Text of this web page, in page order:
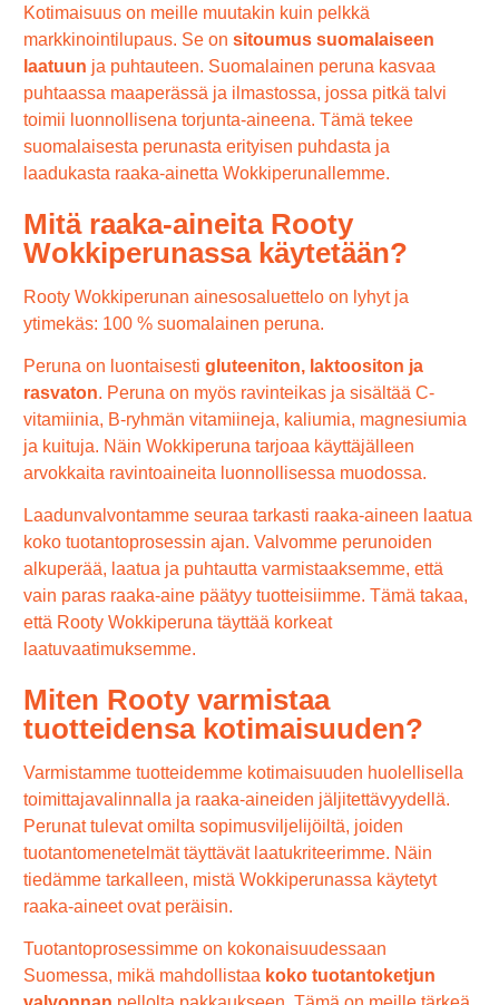
Kotimaisuus on meille muutakin kuin pelkkä
markkinointilupaus. Se on sitoumus suomalaiseen
laatuun ja puhtauteen. Suomalainen peruna kasvaa
puhtaassa maaperässä ja ilmastossa, jossa pitkä talvi
toimii luonnollisena torjunta-aineena. Tämä tekee
suomalaisesta perunasta erityisen puhdasta ja
laadukasta raaka-ainetta Wokkiperunallemme.
Mitä raaka-aineita Rooty
Wokkiperunassa käytetään?
Rooty Wokkiperunan ainesosaluettelo on lyhyt ja
ytimekäs: 100 % suomalainen peruna.
Peruna on luontaisesti gluteeniton, laktoositon ja
rasvaton. Peruna on myös ravinteikas ja sisältää C-
vitamiinia, B-ryhmän vitamiineja, kaliumia, magnesiumia
ja kuituja. Näin Wokkiperuna tarjoaa käyttäjälleen
arvokkaita ravintoaineita luonnollisessa muodossa.
Laadunvalvontamme seuraa tarkasti raaka-aineen laatua
koko tuotantoprosessin ajan. Valvomme perunoiden
alkuperää, laatua ja puhtautta varmistaaksemme, että
vain paras raaka-aine päätyy tuotteisiimme. Tämä takaa,
että Rooty Wokkiperuna täyttää korkeat
laatuvaatimuksemme.
Miten Rooty varmistaa
tuotteidensa kotimaisuuden?
Varmistamme tuotteidemme kotimaisuuden huolellisella
toimittajavalinnalla ja raaka-aineiden jäljitettävyydellä.
Perunat tulevat omilta sopimusviljelijöiltä, joiden
tuotantomenetelmät täyttävät laatukriteerimme. Näin
tiedämme tarkalleen, mistä Wokkiperunassa käytetyt
raaka-aineet ovat peräisin.
Tuotantoprosessimme on kokonaisuudessaan
Suomessa, mikä mahdollistaa koko tuotantoketjun